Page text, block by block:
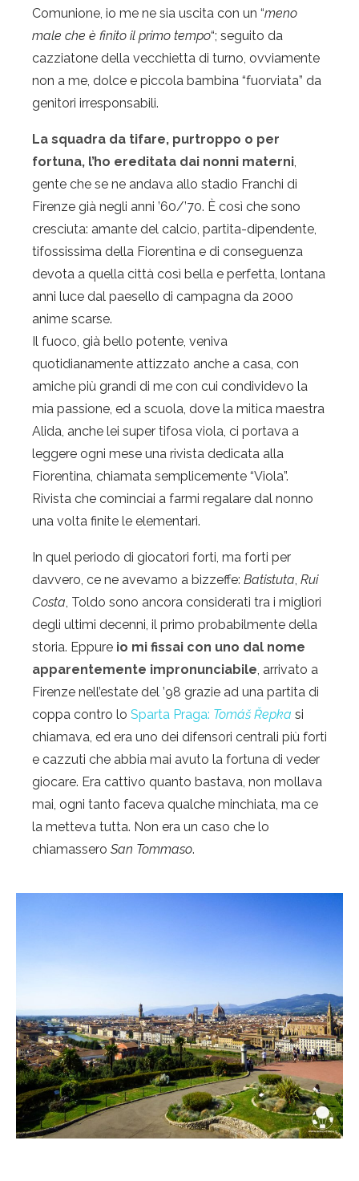
Comunione, io me ne sia uscita con un “meno
male che è finito il primo tempo“; seguito da
cazziatone della vecchietta di turno, ovviamente
non a me, dolce e piccola bambina “fuorviata” da
genitori irresponsabili.
La squadra da tifare, purtroppo o per
fortuna, l’ho ereditata dai nonni materni,
gente che se ne andava allo stadio Franchi di
Firenze già negli anni ’60/’70. È così che sono
cresciuta: amante del calcio, partita-dipendente,
tifossissima della Fiorentina e di conseguenza
devota a quella città così bella e perfetta, lontana
anni luce dal paesello di campagna da 2000
anime scarse.
Il fuoco, già bello potente, veniva
quotidianamente attizzato anche a casa, con
amiche più grandi di me con cui condividevo la
mia passione, ed a scuola, dove la mitica maestra
Alida, anche lei super tifosa viola, ci portava a
leggere ogni mese una rivista dedicata alla
Fiorentina, chiamata semplicemente “Viola”.
Rivista che cominciai a farmi regalare dal nonno
una volta finite le elementari.
In quel periodo di giocatori forti, ma forti per
davvero, ce ne avevamo a bizzeffe: Batistuta, Rui
Costa, Toldo sono ancora considerati tra i migliori
degli ultimi decenni, il primo probabilmente della
storia. Eppure io mi fissai con uno dal nome
apparentemente impronunciabile, arrivato a
Firenze nell’estate del ’98 grazie ad una partita di
coppa contro lo Sparta Praga: Tomáš Řepka si
chiamava, ed era uno dei difensori centrali più forti
e cazzuti che abbia mai avuto la fortuna di veder
giocare. Era cattivo quanto bastava, non mollava
mai, ogni tanto faceva qualche minchiata, ma ce
la metteva tutta. Non era un caso che lo
chiamassero San Tommaso.